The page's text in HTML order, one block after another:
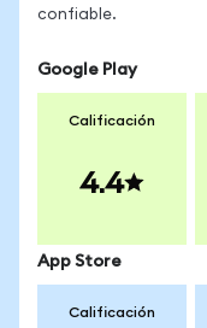
confiable.
Google Play
Calificación
4.4
App Store
Calificación